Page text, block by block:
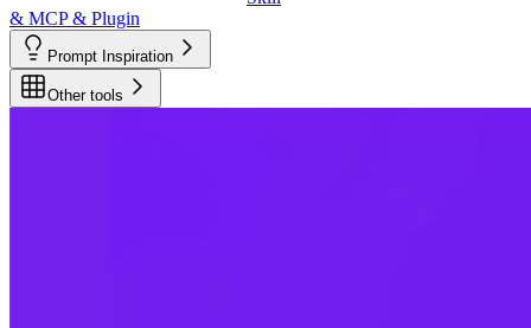
& MCP & Plugin
Prompt Inspiration
Other tools